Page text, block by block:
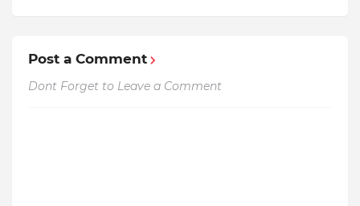
Post a Comment
Dont Forget to Leave a Comment